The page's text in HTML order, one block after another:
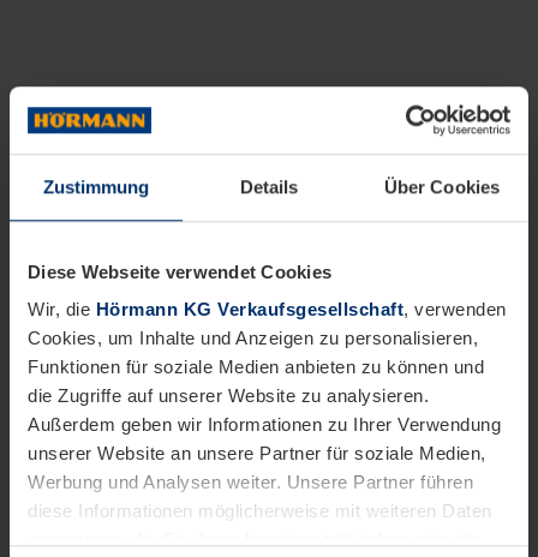
Zustimmung Details Über Cookies
Diese Webseite verwendet Cookies
Wir, die Hörmann KG Verkaufsgesellschaft, verwenden
Cookies, um Inhalte und Anzeigen zu personalisieren,
Funktionen für soziale Medien anbieten zu können und
die Zugriffe auf unserer Website zu analysieren.
Außerdem geben wir Informationen zu Ihrer Verwendung
unserer Website an unsere Partner für soziale Medien,
Werbung und Analysen weiter. Unsere Partner führen
diese Informationen möglicherweise mit weiteren Daten